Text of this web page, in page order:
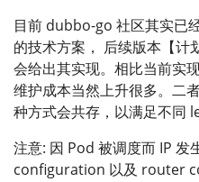
目前 dubbo-go 社区其实已
的技术方案， 后续版本【
会给出其实现。相比当前实
维护成本当然上升很多。二
种方式会共存，以满足不同
注意: 因 Pod 被调度而 IP 发
configuration 以及 router